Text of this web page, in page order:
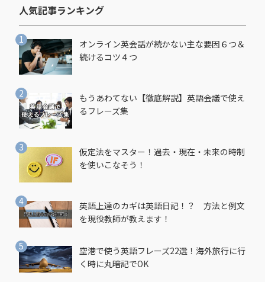
人気記事ランキング​
オンライン英会話が続かない主な要因６つ＆
続けるコツ４つ
もうあわてない【徹底解説】英語会議で使え
るフレーズ集
仮定法をマスター！過去・現在・未来の時制
を使いこなそう！
英語上達のカギは英語日記！？ 方法と例文
を現役教師が教えます！
空港で使う英語フレーズ22選！海外旅行に行
く時に丸暗記でOK